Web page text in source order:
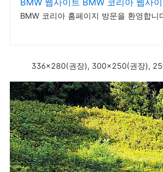
BMW 웹사이트 BMW 코리아 웹사이
BMW 코리아 홈페이지 방문을 환영합
336x280(권장), 300x250(권장),